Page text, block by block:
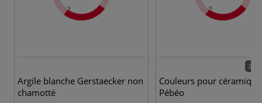
Argile blanche Gerstaecker non
chamotté
28
Couleurs pour céramique
Pébéo